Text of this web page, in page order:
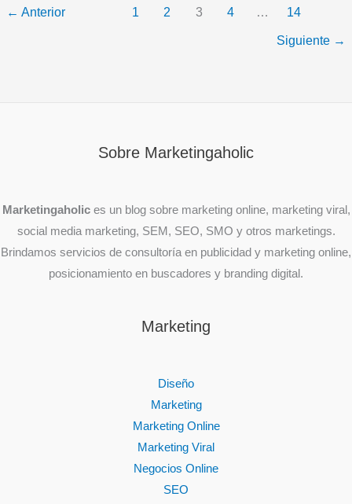
← Anterior 1 2 3 4 … 14
Siguiente →
Sobre Marketingaholic
Marketingaholices un blog sobre marketing online, marketing viral,
social media marketing, SEM, SEO, SMO y otros marketings.
Brindamos servicios de consultoría en publicidad y marketing online,
posicionamiento en buscadores y branding digital.
Marketing
Diseño
Marketing
Marketing Online
Marketing Viral
Negocios Online
SEO